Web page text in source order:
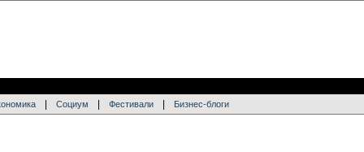
Социум Фестивали Бизнес-блоги